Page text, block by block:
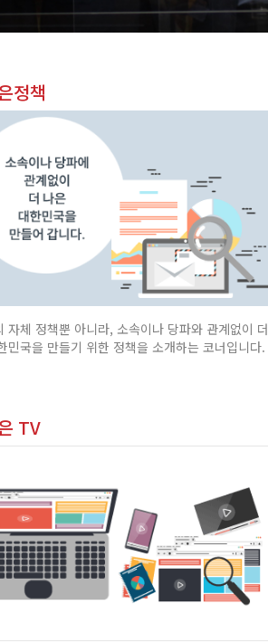
정책
자체 정책뿐 아니라, 소속이나 당파와 관계없이 더
민국을 만들기 위한 정책을 소개하는 코너입니다.
TV